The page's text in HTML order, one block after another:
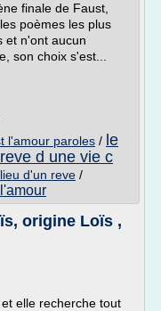
finale de Faust,
poèmes les plus
et n'ont aucun
son choix s'est...
l'amour paroles / le
reve d une vie c
d'un reve /
origine Loïs ,
elle recherche tout